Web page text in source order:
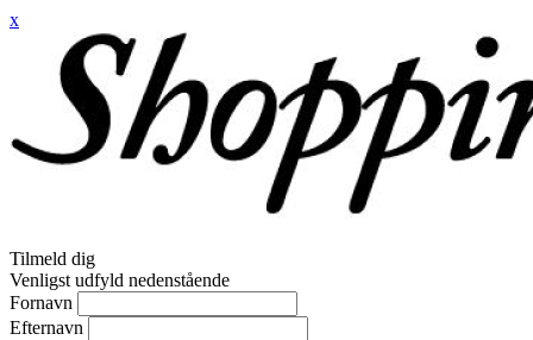
x
Tilmeld dig
Venligst udfyld nedenstående
Fornavn
Efternavn